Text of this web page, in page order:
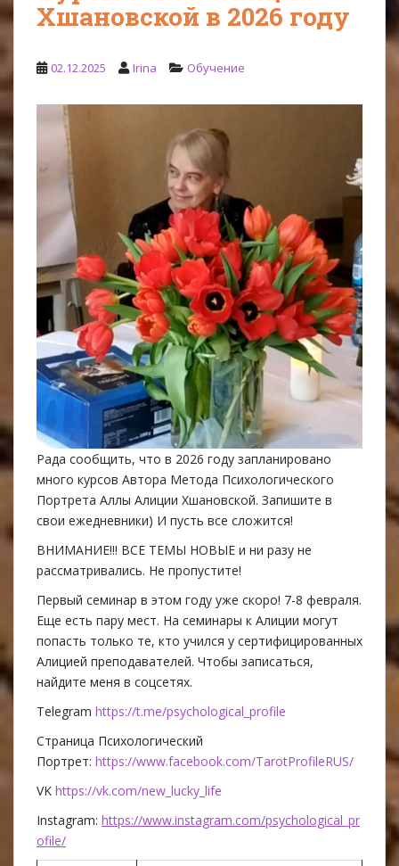
Хшановской в 2026 году
02.12.2025 Irina Oбучение
Рада сообщить, что в 2026 году запланировано
много курсов Автора Метода Психологического
Портрета Аллы Алиции Хшановской. Запишите в
свои ежедневники) И пусть все сложится!
ВНИМАНИЕ!!! ВСЕ ТЕМЫ НОВЫЕ и ни разу не
рассматривались. Не пропустите!
Первый семинар в этом году уже скоро! 7-8 февраля.
Еще есть пару мест. На семинары к Алиции могут
попасть только те, кто учился у сертифицированных
Алицией преподавателей. Чтобы записаться,
найдите меня в соцсетях.
Telegram https://t.me/psychological_profile
Страница Психологический
Портрет: https://www.facebook.com/TarotProfileRUS/
VK https://vk.com/new_lucky_life
Instagram: https://www.instagram.com/psychological_pr
ofile/